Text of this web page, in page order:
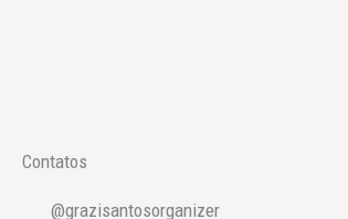
Contatos
@grazisantosorganizer